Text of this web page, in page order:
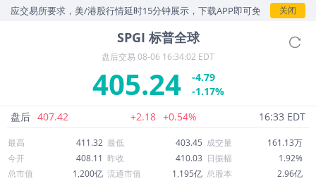
应交易所要求，美/港股行情延时15分钟展示，下载APP即可免费查看实时
关闭
SPGI 标普全球
盘后交易 08-06 16:34:02 EDT
405.24
-4.79
-1.17%
盘后 407.42 +2.18 +0.54% 16:33 EDT
最高 411.32 最低 403.45 成交量
161.13万
今开
408.11 昨收 410.03 日振幅
1.92%
总市值
1,200亿 流通市值 1,195亿 总股本
2.96亿